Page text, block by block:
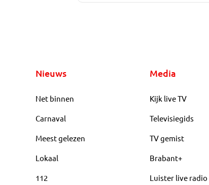
Nieuws
Net binnen
Carnaval
Meest gelezen
Lokaal
112
Media
Kijk live TV
Televisiegids
TV gemist
Brabant+
Luister live radio